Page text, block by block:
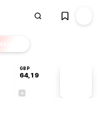
EKSTRA
GBP
64,19